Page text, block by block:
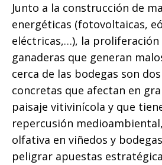
Junto a la construcción de
energéticas (fotovoltaicas,
eléctricas,…), la proliferación
ganaderas que generan
cerca de las bodegas son
concretas que afectan en
paisaje vitivinícola y que
repercusión
olfativa en viñedos y
peligrar apuestas